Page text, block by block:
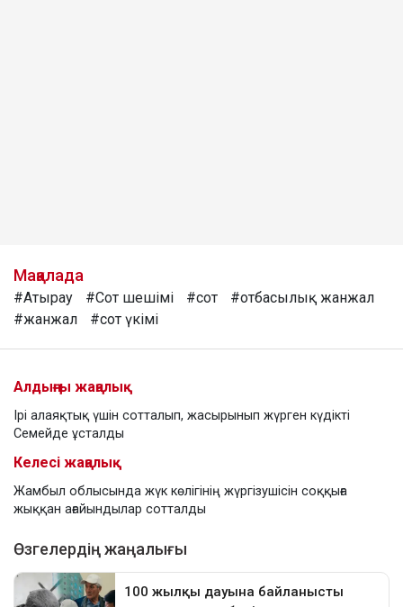
Мақалада
#Атырау #Сот шешімі #сот
#отбасылық жанжал
#жанжал
#сот үкімі
Алдыңғы жаңалық
Ірі алаяқтық үшін сотталып, жасырынып жүрген күдікті
Семейде ұсталды
Келесі жаңалық
Жамбыл облысында жүк көлігінің жүргізушісін соққыға
жыққан ағайындылар сотталды